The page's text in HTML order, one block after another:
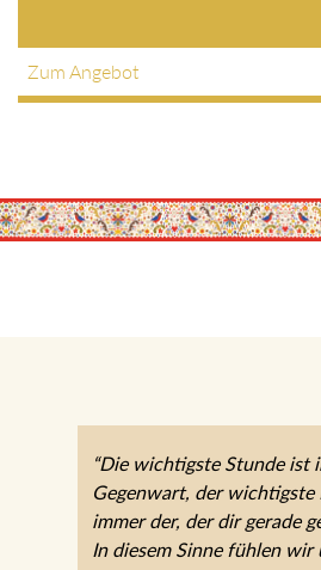
Zum Angebot
“Die wichtigste Stunde ist
Gegenwart, der wichtigste
immer der, der dir gerade
gegenübersteht. In